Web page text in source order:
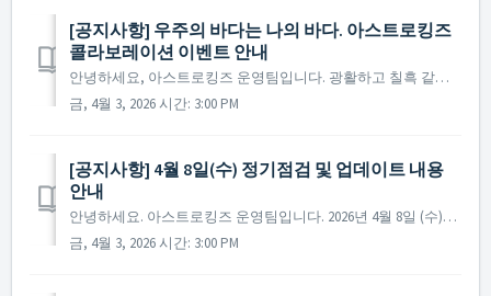
[공지사항] 우주의 바다는 나의 바다. 아스트로킹즈
콜라보레이션 이벤트 안내
안녕하세요, 아스트로킹즈 운영팀입니다. 광활하고 칠흑 같은 우주의 바다를 누비는 전설, 우주 SF를 대표하는 명작 애니메이션 "우주해적 캡틴 하록"의 영웅들이 다시 한 번 아스트로킹즈의 은하계로 찾아옵니다. 자유를 위해 펄럭이는 해적 깃발과 함께 ...
금, 4월 3, 2026 시간: 3:00 PM
[공지사항] 4월 8일(수) 정기점검 및 업데이트 내용
안내
안녕하세요. 아스트로킹즈 운영팀입니다. 2026년 4월 8일 (수)에 진행 예정인 정기 점검 및 업데이트에 대해 안내드립니다. ※ 점검 내용은 상황에 따라 변경될 수 있으며, 변경 시 본 공지로 안내드릴 예정입니다. ▶ 정기점검 및 업데이트 사전 안내 - 점검 ...
금, 4월 3, 2026 시간: 3:00 PM